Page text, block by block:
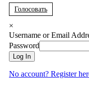
Голосовать
×
Username or Email
Password
Log In
No account? Register